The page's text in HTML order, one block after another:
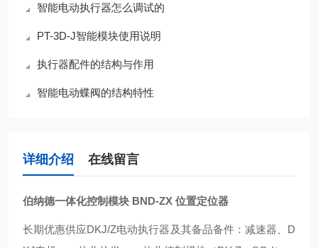
智能电动执行器怎么调试的
PT-3D-J智能模块使用说明
执行器配件的结构与作用
智能电动蝶阀的结构特性
详细介绍 在线留言
伯纳德一体化控制模块 BND-ZX 位置定位器
长期优惠供应DKJ/Z电动执行器及其备品备件：减速器、D